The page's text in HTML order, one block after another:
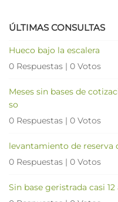
ÚLTIMAS CONSULTAS
Hueco bajo la escalera
0 Respuestas | 0 Votos
Meses sin bases de
so
0 Respuestas | 0 Votos
levantamiento de reserva
0 Respuestas | 0 Votos
Sin base geristrada casi